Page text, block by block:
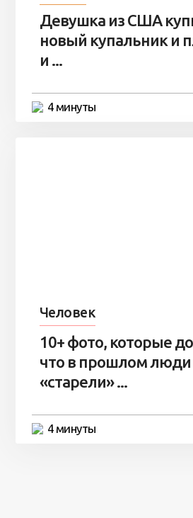
Девушка из США
новый купальник и
и ...
4 минуты
Человек
10+ фото, которые
что в прошлом люди
«старели» ...
4 минуты